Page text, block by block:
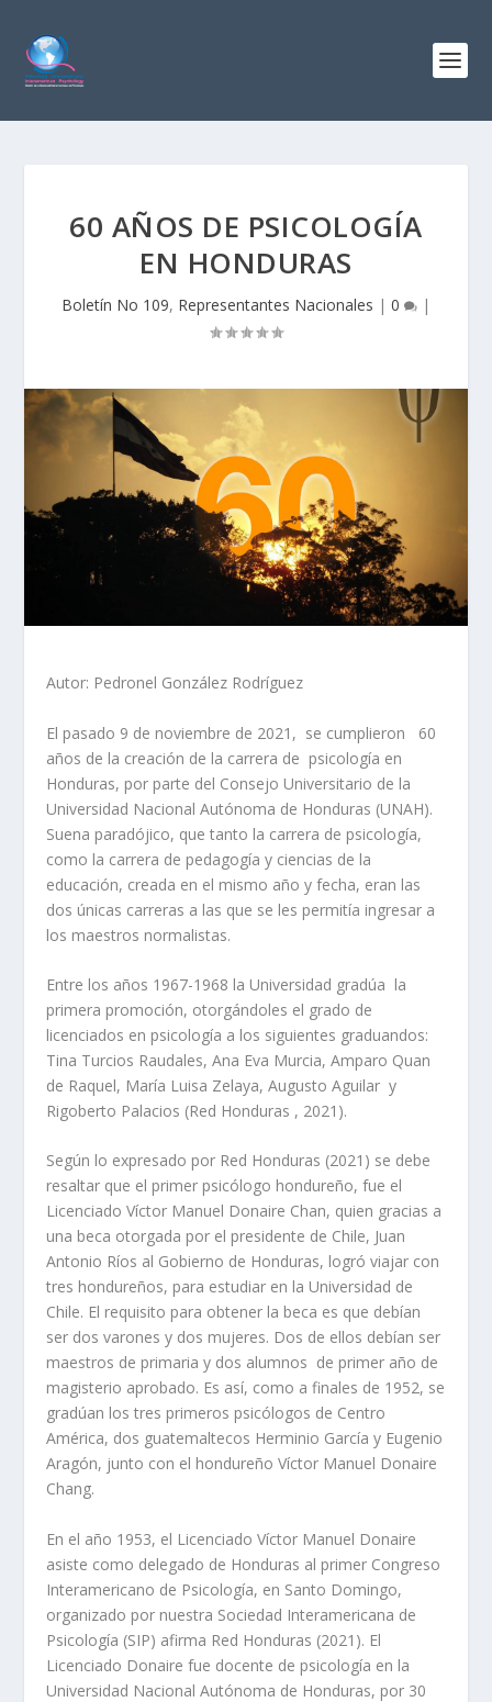
60 AÑOS DE PSICOLOGÍA
EN HONDURAS
Boletín No 109, Representantes Nacionales | 0 |
Autor: Pedronel González Rodríguez
El pasado 9 de noviembre de 2021, se cumplieron 60
años de la creación de la carrera de psicología en
Honduras, por parte del Consejo Universitario de la
Universidad Nacional Autónoma de Honduras (UNAH).
Suena paradójico, que tanto la carrera de psicología,
como la carrera de pedagogía y ciencias de la
educación, creada en el mismo año y fecha, eran las
dos únicas carreras a las que se les permitía ingresar a
los maestros normalistas.
Entre los años 1967-1968 la Universidad gradúa la
primera promoción, otorgándoles el grado de
licenciados en psicología a los siguientes graduandos:
Tina Turcios Raudales, Ana Eva Murcia, Amparo Quan
de Raquel, María Luisa Zelaya, Augusto Aguilar y
Rigoberto Palacios (Red Honduras , 2021).
Según lo expresado por Red Honduras (2021) se debe
resaltar que el primer psicólogo hondureño, fue el
Licenciado Víctor Manuel Donaire Chan, quien gracias a
una beca otorgada por el presidente de Chile, Juan
Antonio Ríos al Gobierno de Honduras, logró viajar con
tres hondureños, para estudiar en la Universidad de
Chile. El requisito para obtener la beca es que debían
ser dos varones y dos mujeres. Dos de ellos debían ser
maestros de primaria y dos alumnos de primer año de
magisterio aprobado. Es así, como a finales de 1952, se
gradúan los tres primeros psicólogos de Centro
América, dos guatemaltecos Herminio García y Eugenio
Aragón, junto con el hondureño Víctor Manuel Donaire
Chang.
En el año 1953, el Licenciado Víctor Manuel Donaire
asiste como delegado de Honduras al primer Congreso
Interamericano de Psicología, en Santo Domingo,
organizado por nuestra Sociedad Interamericana de
Psicología (SIP) afirma Red Honduras (2021). El
Licenciado Donaire fue docente de psicología en la
Universidad Nacional Autónoma de Honduras, por 30